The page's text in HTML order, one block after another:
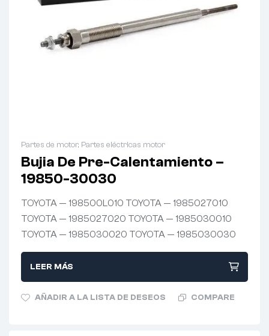
Partes de motor, Partes eléctricas motor
Bujia De Pre-Calentamiento –
19850-30030
TOYOTA — 198500L010 TOYOTA — 1985027010
TOYOTA — 1985027020 TOYOTA — 1985030010
TOYOTA — 1985030020 TOYOTA — 1985030030
LEER MÁS
AÑADIR A LA LISTA DE DESEOS COMPARE